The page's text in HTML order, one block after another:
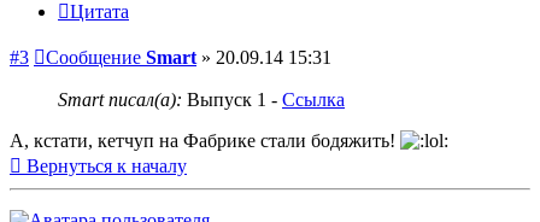
Цитата
#3 Сообщение Smart » 20.09.14 15:31
Smart писал(а): Выпуск 1 - Ссылка
А, кстати, кетчуп на Фабрике стали бодяжить!
Вернуться к началу